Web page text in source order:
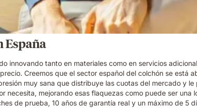
España
innovando tanto en materiales como en servicios
Creemos que el sector español del colchón se
muy sana que distribuye las cuotas del mercado y
necesita, mejorando esas flaquezas como puede ser
de prueba, 10 años de garantía real y un máximo de 5